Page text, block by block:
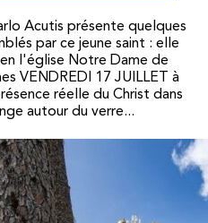
Acutis présente quelques
par ce jeune saint : elle
l'église Notre Dame de
VENDREDI 17 JUILLET à
réelle du Christ dans
autour du verre...